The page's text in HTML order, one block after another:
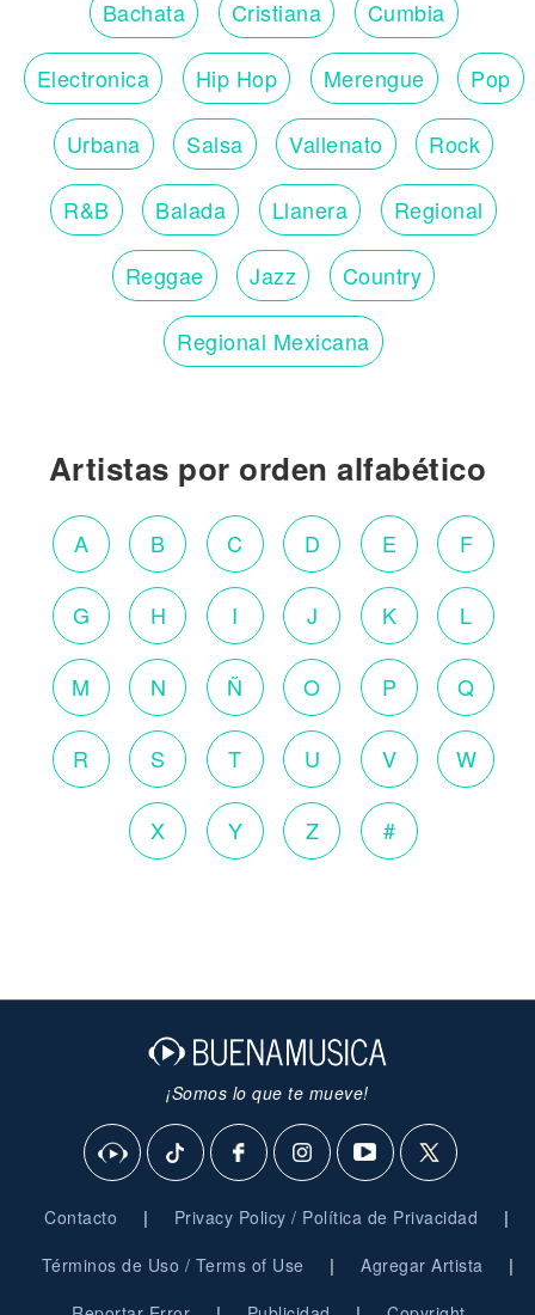
Bachata Cristiana Cumbia
Electronica Hip Hop Merengue Pop
Urbana Salsa Vallenato Rock
R&B Balada Llanera Regional
Reggae Jazz Country
Regional Mexicana
Artistas por orden alfabético
A B C D E F
G H I J K L
M N Ñ O P Q
R S T U V W
X Y Z #
¡Somos lo que te mueve!
Contacto | Privacy Policy / Política de Privacidad |
Términos de Uso / Terms of Use | Agregar Artista |